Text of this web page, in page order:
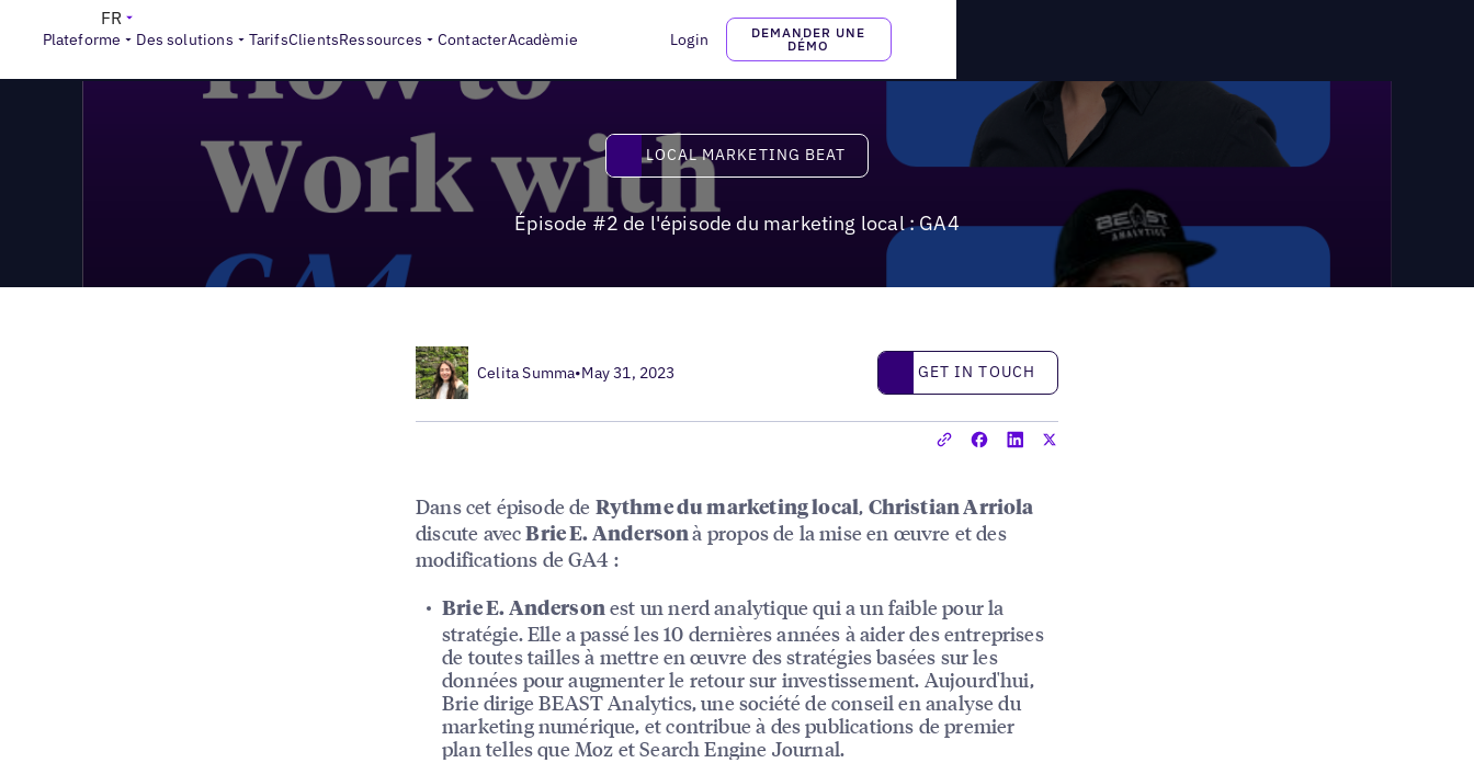
Plateforme Des solutions TarifsClientsRessources ContacterAcadèmie Login
DEMANDER UNE
DÉMO
FR
Local Marketing Beat
Local Marketing Beat
LOCAL MARKETING BEAT
Épisode #2 de l'épisode du marketing local : GA4
Celita Summa•May 31, 2023 Get in touch
GET IN TOUCH
Dans cet épisode de Rythme du marketing local, Christian Arriola
discute avecBrie E. Andersonà propos de la mise en œuvre et des
modifications de GA4 :
Brie E. Anderson est un nerd analytique qui a un faible pour la
stratégie. Elle a passé les 10 dernières années à aider des entreprises
de toutes tailles à mettre en œuvre des stratégies basées sur les
données pour augmenter le retour sur investissement. Aujourd'hui,
Brie dirige BEAST Analytics, une société de conseil en analyse du
marketing numérique, et contribue à des publications de premier
plan telles que Moz et Search Engine Journal.